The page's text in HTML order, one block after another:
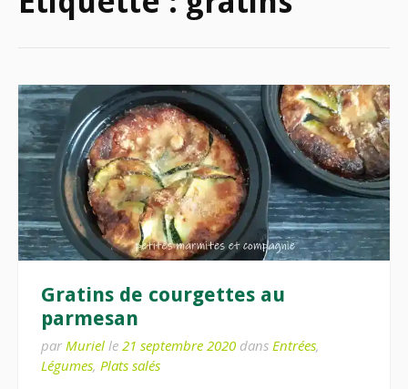
Gratins de courgettes au
parmesan
par Muriel le 21 septembre 2020 dans Entrées,
Légumes, Plats salés